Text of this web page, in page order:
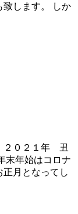
致します。 しか
２０２１年 丑
年始はコロナ
月となってし